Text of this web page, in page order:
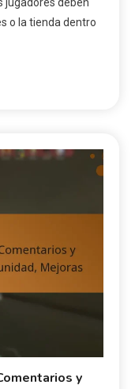
o la tienda dentro
y